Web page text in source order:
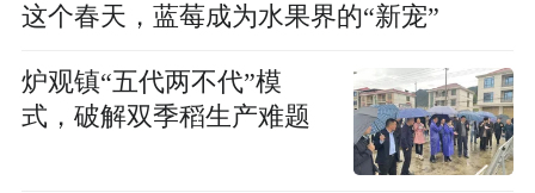
这个春天，蓝莓成为水果界的“新宠”
炉观镇“五代两不代”模
式，破解双季稻生产难题